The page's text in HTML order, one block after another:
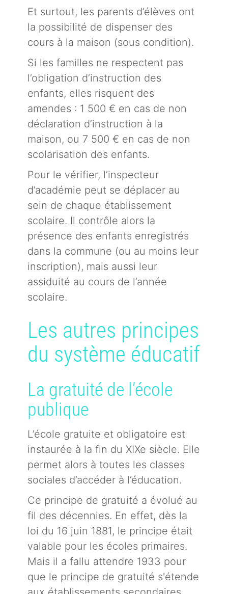
Et surtout, les parents d’élèves ont
la possibilité de dispenser des
cours à la maison (sous condition).
Si les familles ne respectent pas
l’obligation d’instruction des
enfants, elles risquent des
amendes : 1 500 € en cas de non
déclaration d’instruction à la
maison, ou 7 500 € en cas de non
scolarisation des enfants.
Pour le vérifier, l’inspecteur
d’académie peut se déplacer au
sein de chaque établissement
scolaire. Il contrôle alors la
présence des enfants enregistrés
dans la commune (ou au moins leur
inscription), mais aussi leur
assiduité au cours de l’année
scolaire.
Les autres principes
du système éducatif
La gratuité de l’école
publique
L’école gratuite et obligatoire est
instaurée à la fin du XIXe siècle. Elle
permet alors à toutes les classes
sociales d’accéder à l’éducation.
Ce principe de gratuité a évolué au
fil des décennies. En effet, dès la
loi du 16 juin 1881, le principe était
valable pour les écoles primaires.
Mais il a fallu attendre 1933 pour
que le principe de gratuité s'étende